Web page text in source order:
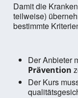
Damit die
teilweise)
bestimmte
Der Anbieter
Prävention
Der Kurs